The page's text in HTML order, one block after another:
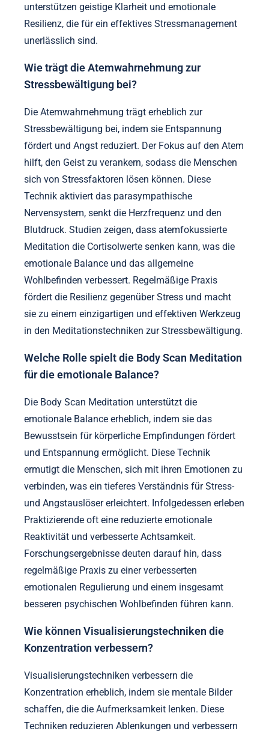
unterstützen geistige Klarheit und emotionale
Resilienz, die für ein effektives Stressmanagement
unerlässlich sind.
Wie trägt die Atemwahrnehmung zur
Stressbewältigung bei?
Die Atemwahrnehmung trägt erheblich zur
Stressbewältigung bei, indem sie Entspannung
fördert und Angst reduziert. Der Fokus auf den Atem
hilft, den Geist zu verankern, sodass die Menschen
sich von Stressfaktoren lösen können. Diese
Technik aktiviert das parasympathische
Nervensystem, senkt die Herzfrequenz und den
Blutdruck. Studien zeigen, dass atemfokussierte
Meditation die Cortisolwerte senken kann, was die
emotionale Balance und das allgemeine
Wohlbefinden verbessert. Regelmäßige Praxis
fördert die Resilienz gegenüber Stress und macht
sie zu einem einzigartigen und effektiven Werkzeug
in den Meditationstechniken zur Stressbewältigung.
Welche Rolle spielt die Body Scan Meditation
für die emotionale Balance?
Die Body Scan Meditation unterstützt die
emotionale Balance erheblich, indem sie das
Bewusstsein für körperliche Empfindungen fördert
und Entspannung ermöglicht. Diese Technik
ermutigt die Menschen, sich mit ihren Emotionen zu
verbinden, was ein tieferes Verständnis für Stress-
und Angstauslöser erleichtert. Infolgedessen erleben
Praktizierende oft eine reduzierte emotionale
Reaktivität und verbesserte Achtsamkeit.
Forschungsergebnisse deuten darauf hin, dass
regelmäßige Praxis zu einer verbesserten
emotionalen Regulierung und einem insgesamt
besseren psychischen Wohlbefinden führen kann.
Wie können Visualisierungstechniken die
Konzentration verbessern?
Visualisierungstechniken verbessern die
Konzentration erheblich, indem sie mentale Bilder
schaffen, die die Aufmerksamkeit lenken. Diese
Techniken reduzieren Ablenkungen und verbessern